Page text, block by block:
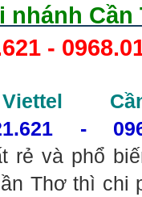
nhánh Cần
-
-
rẻ và phổ
Thơ thì chi